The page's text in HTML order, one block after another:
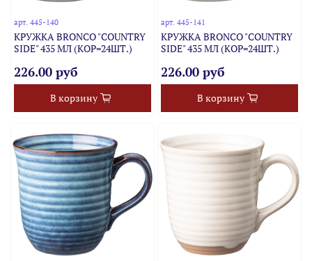
арт.445-140
КРУЖКА BRONCO "COUNTRY
SIDE" 435 МЛ (КОР=24ШТ.)
226.00 руб
В корзину
арт. 445-141
КРУЖКА BRONCO "COUNTRY
SIDE" 435 МЛ (КОР=24ШТ.)
226.00 руб
В корзину